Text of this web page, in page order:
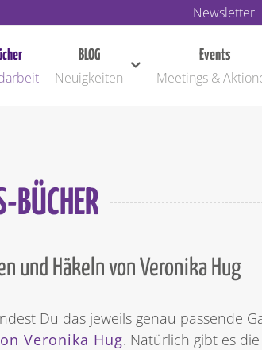
Newsletter
BLOG
Neuigkeiten
Events
Meetings &
BÜCHER
und Häkeln von Veronika Hug
Du das jeweils genau passende
Veronika Hug. Natürlich gibt es